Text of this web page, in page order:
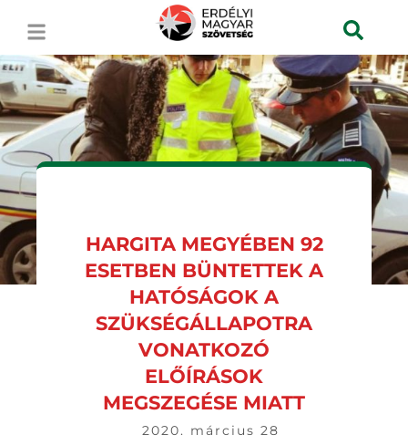
HARGITA MEGYÉBEN 92
ESETBEN BÜNTETTEK A
HATÓSÁGOK A
SZÜKSÉGÁLLAPOTRA
VONATKOZÓ
ELŐÍRÁSOK
MEGSZEGÉSE MIATT
2020. március 28